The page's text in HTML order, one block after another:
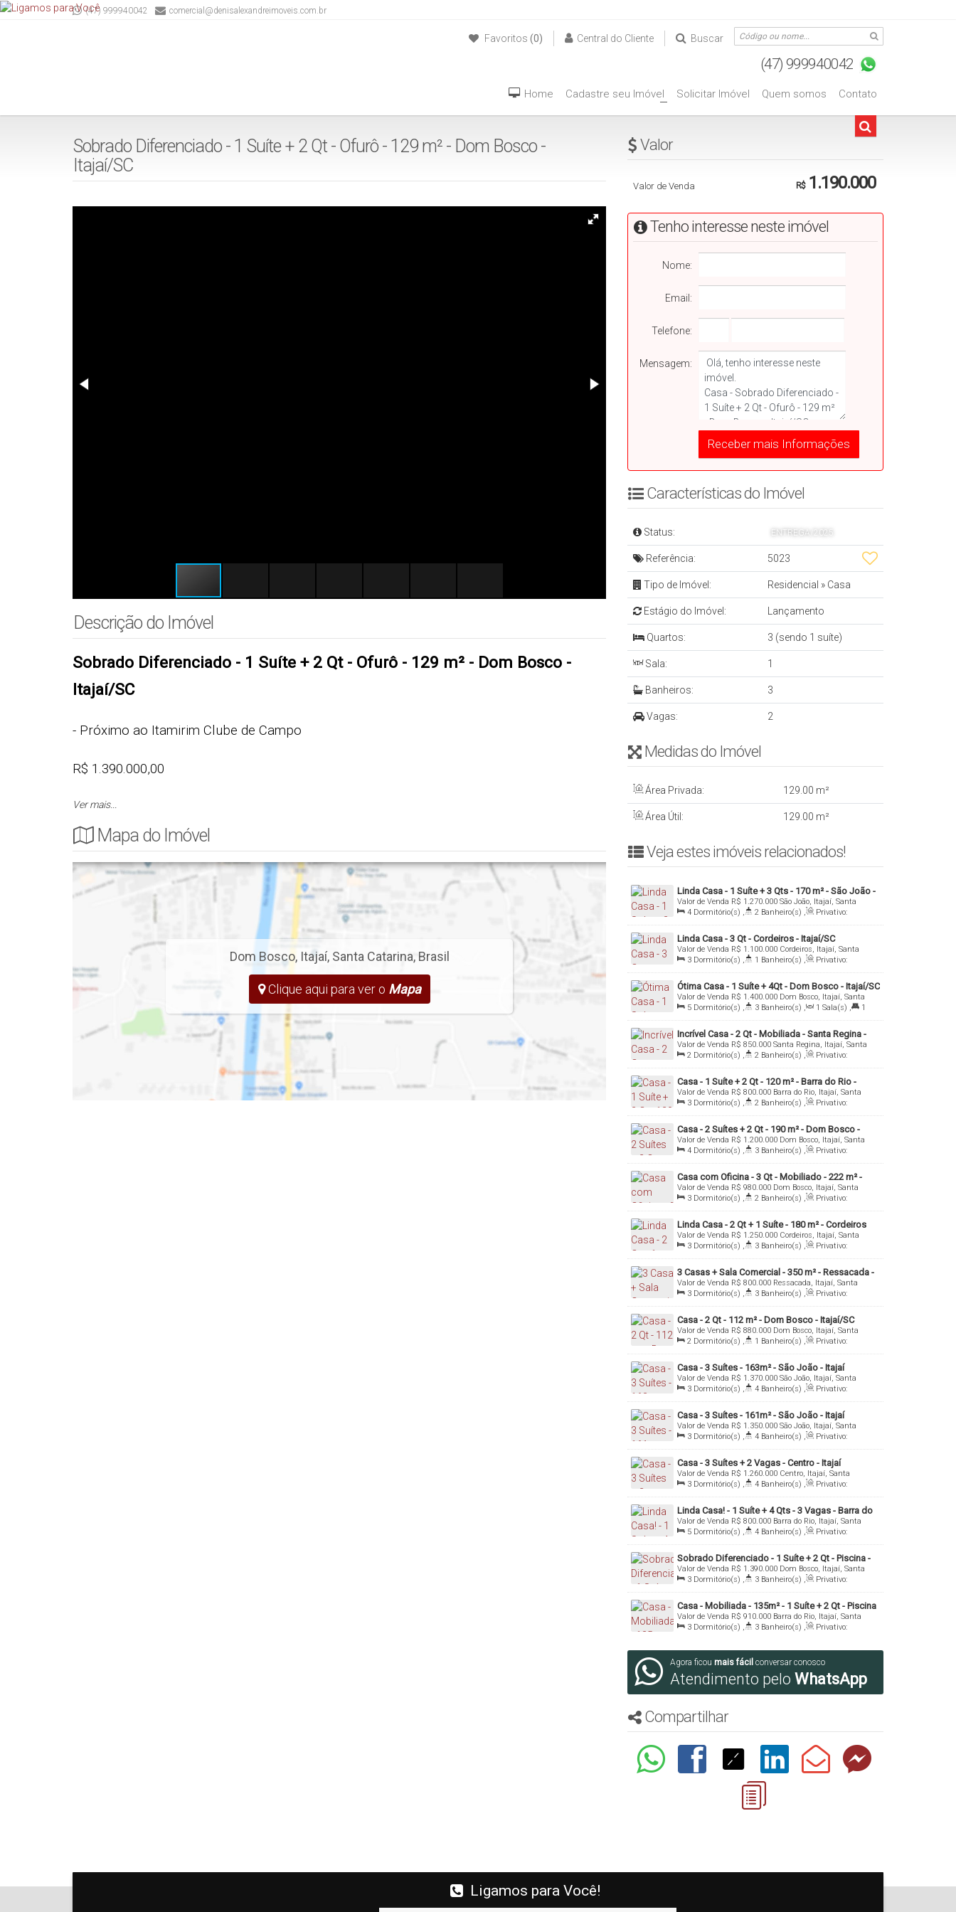
(47) 999940042 comercial@denisalexandreimoveis.com.br
Buscar
Central do Cliente
Favoritos (0)
(47) 999940042
Contato
Quem somos
Solicitar Imóvel
+
Cadastre seu Imóvel
Home
Sobrado Diferenciado - 1 Suíte + 2 Qt - Ofurô - 129 m² - Dom Bosco -
Itajaí/SC
Descrição do Imóvel
Sobrado Diferenciado - 1 Suíte + 2 Qt - Ofurô - 129 m² - Dom Bosco -
Itajaí/SC
- Próximo ao Itamirim Clube de Campo
R$ 1.390.000,00
Cód.: 5023
APARTAMENTO
- 1 Ampla Suíte
- 1 Quarto com Brisi em Painel Ripado
- Living Integrado com o Lavabo
- Churrasqueira à Carvão com Pia, Integrada ao Living e ao Ofurô
- Lavanderia
- 2 Vagas de Garagem Privativa
- 129 m² Privativos
Ver mais...
Mapa do Imóvel
Dom Bosco, Itajaí, Santa Catarina, Brasil
Clique aqui para ver o Mapa
Valorㅤㅤㅤㅤㅤㅤㅤㅤㅤㅤㅤㅤㅤ
R$1.190.000
Valor de Venda
Tenho interesse neste imóvel
Nome:
Email:
Telefone:
Mensagem:
Características do Imóvelㅤㅤㅤ ㅤ
Status: ENTREGA/2025
Referência: 5023
Tipo de Imóvel: Residencial » Casa
Estágio do Imóvel: Lançamento
Quartos: 3 (sendo 1 suíte)
Sala: 1
Banheiros: 3
Vagas: 2
Medidas do Imóvelㅤ ㅤㅤ ㅤㅤ ㅤ
Área Privada: 129 .00 m²
Área Útil: 129 .00 m²
Veja estes imóveis relacionados!ㅤ
Linda Casa - 1 Suíte + 3 Qts - 170 m² - São João -
Itajaí/SC
R$ 1.270.000
Valor de Venda
São João, Itajaí, Santa
Catarina, Brasil
4 Dormitório(s) , 2 Banheiro(s) ,
Privativo:
170.00m² , 1 Sala(s) , 1 Suíte(s) , Total: 460.00m² ,
Vaga(s) Útil: 170 .00 m²
Linda Casa - 3 Qt - Cordeiros - Itajaí/SC
R$ 1.100.000
Valor de Venda
Cordeiros, Itajaí, Santa
Catarina, Brasil
3 Dormitório(s) , 1 Banheiro(s) ,
Privativo:
110.00m² , 1 Sala(s) , Total: 308.00m² , 8 Vaga(s) ,
Útil:
110 m² , Terreno: 308.00 m²
Ótima Casa - 1 Suíte + 4Qt - Dom Bosco - Itajaí/SC
R$ 1.400.000
Valor de Venda
Dom Bosco, Itajaí, Santa
Catarina, Brasil
5 Dormitório(s) , 3 Banheiro(s) , 1 Sala(s) ,
1
Suíte(s) , 1 Vaga(s)
Incrível Casa - 2 Qt - Mobiliada - Santa Regina -
Itajaí/SC
R$ 850.000
Valor de Venda
Santa Regina, Itajaí, Santa
Catarina, Brasil
2 Dormitório(s) , 2 Banheiro(s) ,
Privativo:
130.00m² , 1 Sala(s) , 1 Vaga(s) , Útil: 130.00m²
Casa - 1 Suíte + 2 Qt - 120 m² - Barra do Rio -
Itajaí/SC
R$ 800.000
Valor de Venda
Barra do Rio, Itajaí, Santa
Catarina, Brasil
3 Dormitório(s) , 2 Banheiro(s) ,
Privativo:
120.00m² , 1 Sala(s) , 1 Suíte(s) , 1 Vaga(s) ,
Útil:
120.00 m² Terreno: 300.00 m²
Casa - 2 Suítes + 2 Qt - 190 m² - Dom Bosco -
Itajaí/SC
R$ 1.200.000
Valor de Venda
Dom Bosco, Itajaí, Santa
Catarina, Brasil
4 Dormitório(s) , 3 Banheiro(s) ,
Privativo:
190.00m² , 2 Sala(s) , 2 Suíte(s) , Total: 300.00m² ,
, Útil: 190 .00 m²
Casa com Oficina - 3 Qt - Mobiliado - 222 m² -
Dom Bosco - Itajaí/SC
R$ 980.000
Valor de Venda
Dom Bosco, Itajaí, Santa
Catarina, Brasil
3 Dormitório(s) , 2 Banheiro(s) ,
Privativo:
222.00m² , 4 Sala(s) , 2 Vaga(s) , Útil: 222.00m² ,
Terreno:
.00m²
Linda Casa - 2 Qt + 1 Suíte - 180 m² - Cordeiros
Parte Alta - Itajaí/SC
R$ 1.250.000
Valor de Venda
Cordeiros, Itajaí, Santa
Catarina, Brasil
3 Dormitório(s) , 3 Banheiro(s) ,
Privativo:
180.00m² , 1 Sala(s) , Total: 300.00m² , 2 Vaga(s) ,
Útil:
180 .00 m²
3 Casas + Sala Comercial - 350 m² - Ressacada -
Itajaí/SC
R$ 800.000
Valor de Venda
Ressacada, Itajaí, Santa
Catarina, Brasil
3 Dormitório(s) , 3 Banheiro(s) ,
Privativo:
120.00m² , 3 ~ 4 Sala(s) , Total: 350.00m² ,
3
Vaga(s)
, Útil: 120 .00 m² Terreno: 350 .00 m² ,
Fundos:
35.00 m , Frente: 10.00m
Casa - 2 Qt - 112 m² - Dom Bosco - Itajaí/SC
R$ 880.000
Valor de Venda
Dom Bosco, Itajaí, Santa
Catarina, Brasil
2 Dormitório(s) , 1 Banheiro(s) ,
Privativo:
112.00m² , 1 Sala(s) , Total: 300.00m² , 4 Vaga(s) ,
112.00
Casa - 3 Suítes - 163m² - São João - Itajaí
R$ 1.370.000
Valor de Venda
São João, Itajaí, Santa
Catarina, Brasil
3 Dormitório(s) , 4 Banheiro(s) ,
Privativo:
163.00m² , 1 Sala(s) , 3 Suíte(s) , Total: 158.16m² ,
Vaga(s) , Útil: 163 .00 m²
Casa - 3 Suítes - 161m² - São João - Itajaí
R$ 1.350.000
Valor de Venda
São João, Itajaí, Santa
Catarina, Brasil
3 Dormitório(s) , 4 Banheiro(s) ,
Privativo:
163.00m² , 1 Sala(s) , 3 Suíte(s) , Total: 161.00~
161
m² , 2 Vaga(s) 163.00 m²
Casa - 3 Suítes + 2 Vagas - Centro - Itajaí
R$ 1.260.000
Valor de Venda
Centro, Itajaí, Santa
Catarina, Brasil
3 Dormitório(s) , 4 Banheiro(s) ,
Privativo:
155.00m² , 1 Sala(s) , 3 Suíte(s) , Total: 149.00m² ,
Vaga(s) , Útil: 155.00 m²
Linda Casa! - 1 Suíte + 4 Qts - 3 Vagas - Barra do
Rio - Itajaí/SC R$ 800.000
Valor de Venda
Barra do Rio, Itajaí, Santa
Catarina, Brasil
5 Dormitório(s) , 4 Banheiro(s) ,
Privativo:
120.00m² , 1 Sala(s) , 1 Suíte(s) , 3 Vaga(s) ,
Útil:
120.00m²
Sobrado Diferenciado - 1 Suíte + 2 Qt - Piscina -
145 m² - Dom Bosco - Itajaí/SC
R$ 1.390.000
Valor de Venda
Dom Bosco, Itajaí, Santa
Catarina, Brasil
3 Dormitório(s) , 3 Banheiro(s) ,
Privativo:
145.00m² , 1 Sala(s) , 1 Suíte(s) , 2 Vaga(s) ,
Útil:
145.00 m²
Casa - Mobiliada - 135m² - 1 Suíte + 2 Qt - Piscina
- Barra do Rio - Itajaí/SC
R$ 910.000
Valor de Venda
Barra do Rio, Itajaí, Santa
Catarina, Brasil
3 Dormitório(s) , 3 Banheiro(s) ,
Privativo:
Útil: 135.00m²
Agora ficou mais fácil conversar conosco
Atendimento pelo WhatsApp
Compartilhar
Ligamos para Você!